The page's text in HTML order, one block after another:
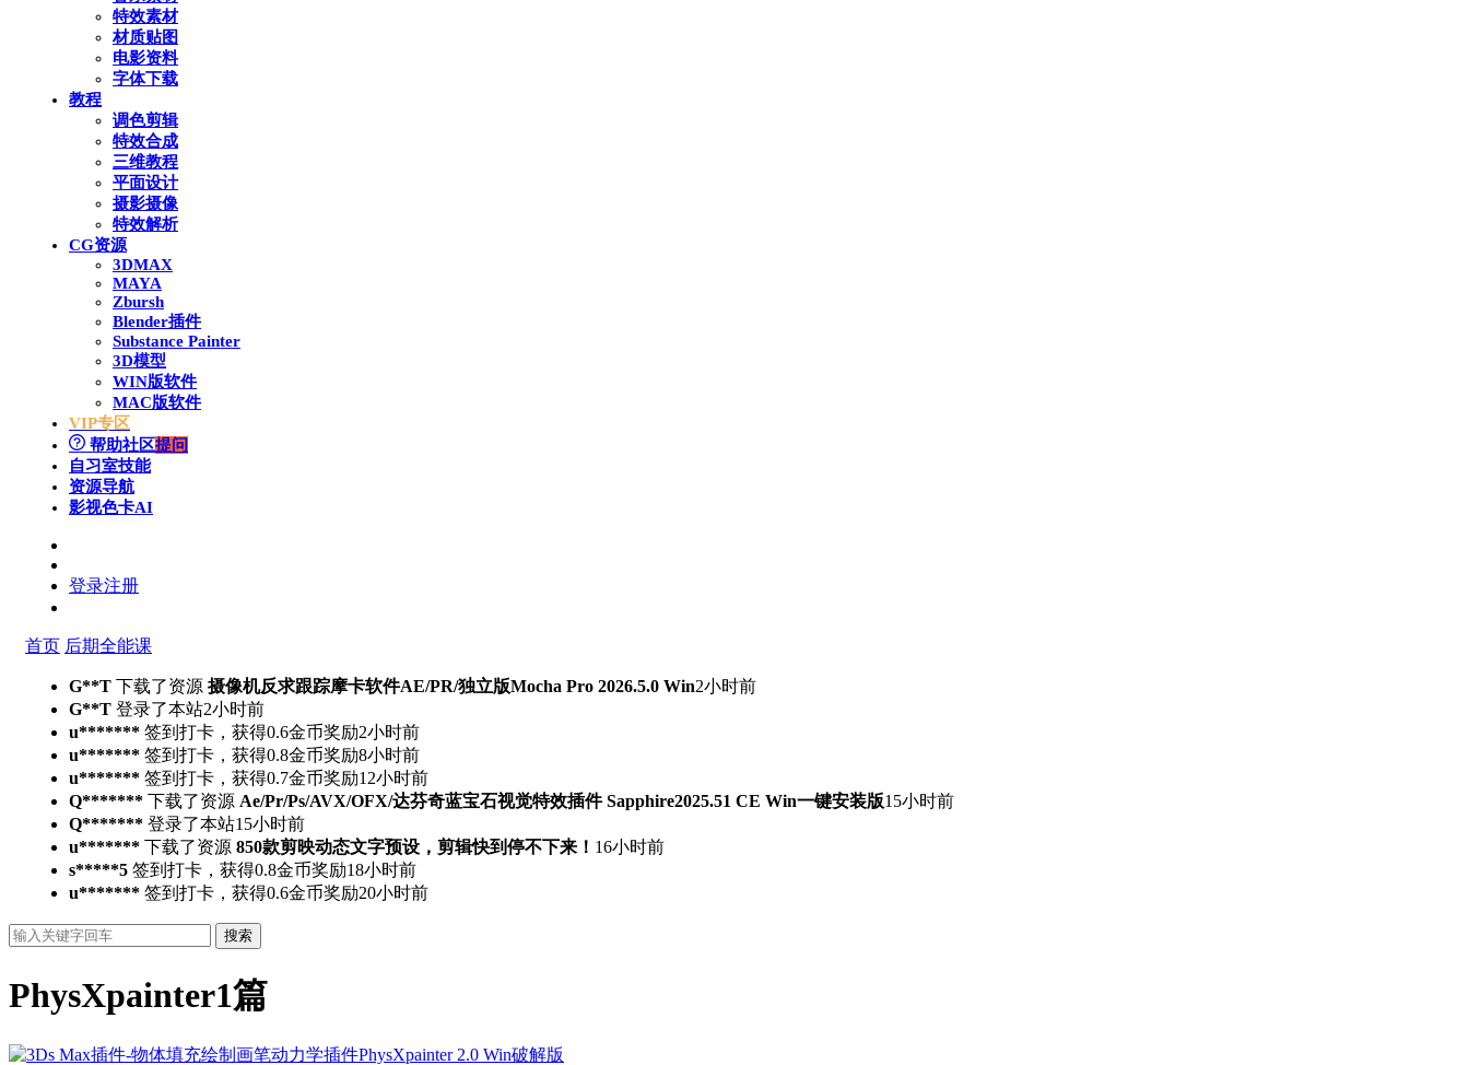
特效素材
材质贴图
电影资料
字体下载
教程
调色剪辑
特效合成
三维教程
平面设计
摄影摄像
特效解析
CG资源
3DMAX
MAYA
Zbursh
Blender插件
Substance Painter
3D模型
WIN版软件
MAC版软件
VIP专区
帮助社区提问
自习室技能
资源导航
影视色卡AI
登录注册
首页 后期全能课
G**T 下载了资源 摄像机反求跟踪摩卡软件AE/PR/独立版Mocha Pro 2026.5.0 Win2小时前
G**T 登录了本站2小时前
u******* 签到打卡，获得0.6金币奖励2小时前
u******* 签到打卡，获得0.8金币奖励8小时前
u******* 签到打卡，获得0.7金币奖励12小时前
Q******* 下载了资源 Ae/Pr/Ps/AVX/OFX/达芬奇蓝宝石视觉特效插件 Sapphire2025.51 CE Win一键安装版15小时前
Q******* 登录了本站15小时前
u******* 下载了资源 850款剪映动态文字预设，剪辑快到停不下来！ 16小时前
s*****5 签到打卡，获得0.8金币奖励18小时前
u******* 签到打卡，获得0.6金币奖励20小时前
搜索
PhysXpainter1篇